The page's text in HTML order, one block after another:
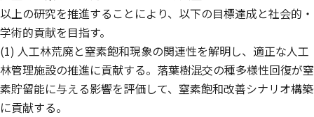
以上の研究を推進することにより、以下の目標達成と社会的・
学術的貢献を目指す。
(1) 人工林荒廃と窒素飽和現象の関連性を解明し、適正な人工
林管理施設の推進に貢献する。落葉樹混交の種多様性回復が窒
素貯留能に与える影響を評価して、窒素飽和改善シナリオ構築
に貢献する。